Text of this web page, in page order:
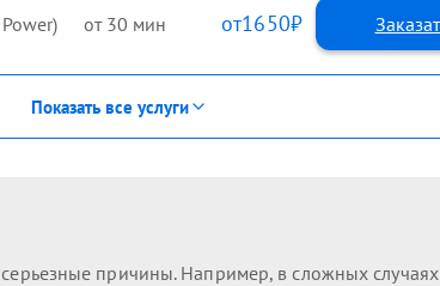
30 1650
Показать все услуги
причины. Например, в сложных случаях